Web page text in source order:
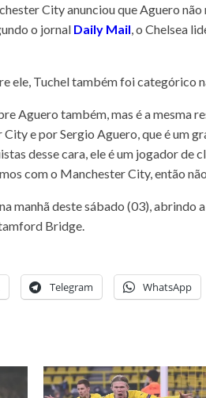
City anunciou que Aguero
o jornal Daily Mail, o Chelsea
ele, Tuchel também foi categórico
Aguero também, mas é a mesma
e por Sergio Aguero, que é um
desse cara, ele é um jogador de
com o Manchester City, então
manhã deste sábado (03), abrindo
Bridge.
Telegram WhatsApp